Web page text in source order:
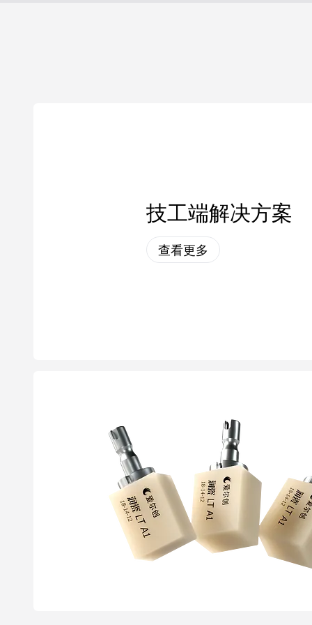
技工端解决方案
查看更多